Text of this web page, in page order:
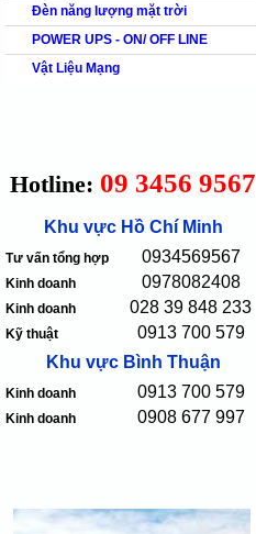
Đèn năng lượng mặt trời
POWER UPS - ON/ OFF LINE
Vật Liệu Mạng
Hotline: 09 3456 9567
Khu vực Hồ Chí Minh
Tư vấn tổng hợp 0934569567
Kinh doanh 0978082408
Kinh doanh 028 39 848 233
Kỹ thuật
0913 700 579
Khu vực Bình Thuận
Kinh doanh 0913 700 579
Kinh doanh 0908 677 997